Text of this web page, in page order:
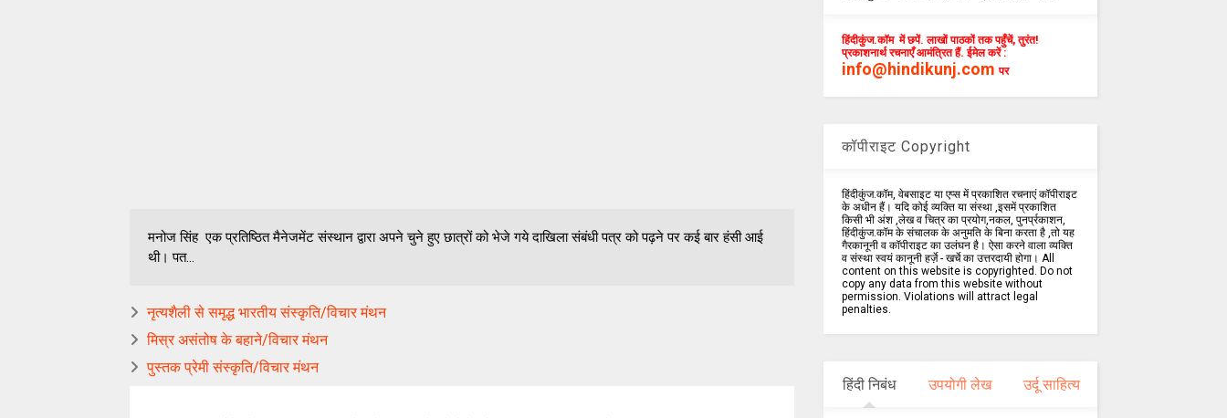
मनोज सिंह एक प्रतिष्ठित मैनेजमेंट संस्थान द्वारा अपने चुने हुए छात्रों को भेजे गये दाखिला संबंधी पत्र को पढ़ने पर कई बार हंसी आई
थी। पत...
नृत्यशैली से समृद्ध भारतीय संस्कृति/विचार मंथन
मिस्र असंतोष के बहाने/विचार मंथन
पुस्तक प्रेमी संस्कृति/विचार मंथन
हिंदीकुंज.कॉम में छपें. लाखों पाठकों तक पहुँचें, तुरंत!
प्रकाशनार्थ रचनाएँ आमंत्रित हैं. ईमेल करें :
info@hindikunj.com पर
कॉपीराइट Copyright
हिंदीकुंज.कॉम, वेबसाइट या एप्स में प्रकाशित रचनाएं कॉपीराइट
के अधीन हैं। यदि कोई व्यक्ति या संस्था ,इसमें प्रकाशित
किसी भी अंश ,लेख व चित्र का प्रयोग,नकल, पुनर्प्रकाशन,
हिंदीकुंज.कॉम के संचालक के अनुमति के बिना करता है ,तो यह
गैरकानूनी व कॉपीराइट का उलंघन है। ऐसा करने वाला व्यक्ति
व संस्था स्वयं कानूनी हर्ज़े - खर्चे का उत्तरदायी होगा। All
content on this website is copyrighted. Do not
copy any data from this website without
permission. Violations will attract legal
penalties.
हिंदी निबंध उपयोगी लेख उर्दू साहित्य